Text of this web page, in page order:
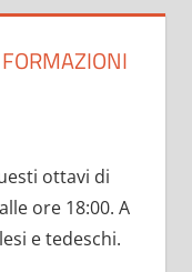
ottavi di
ore 18:00. A
e tedeschi.